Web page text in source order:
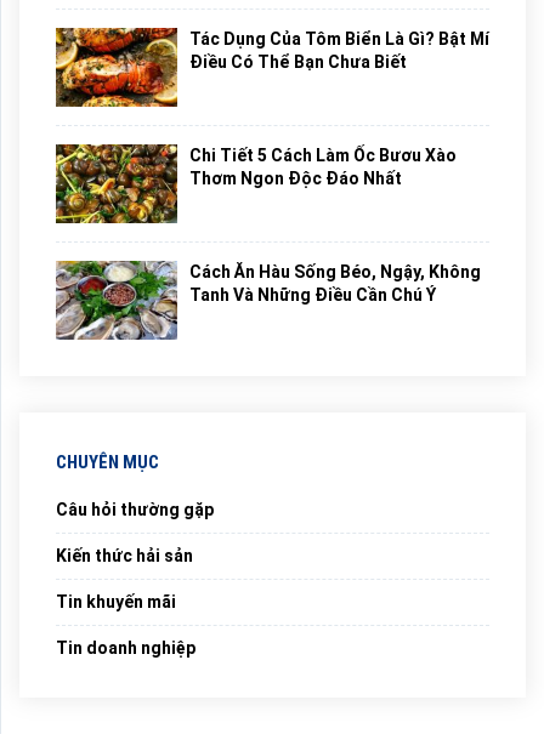
Tác Dụng Của Tôm Biển Là Gì? Bật Mí
Điều Có Thể Bạn Chưa Biết
Chi Tiết 5 Cách Làm Ốc Bươu Xào
Thơm Ngon Độc Đáo Nhất
Cách Ăn Hàu Sống Béo, Ngậy, Không
Tanh Và Những Điều Cần Chú Ý
CHUYÊN MỤC
Câu hỏi thường gặp
Kiến thức hải sản
Tin khuyến mãi
Tin doanh nghiệp